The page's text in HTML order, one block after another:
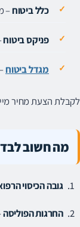
כלל ביטוח–
פניקס ביטוח
מגדל ביטוח
לקבלת הצעת מחיר
מה חשוב
גובה הכיסוי
החרגות הפוליסה